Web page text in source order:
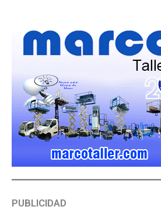
PUBLICIDAD